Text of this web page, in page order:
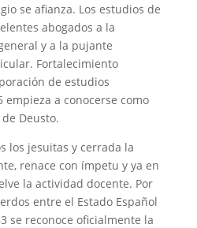
se afianza. Los estudios de
abogados a la
y a la pujante
Fortalecimiento
de estudios
empieza a conocerse como
Deusto.
los jesuitas y cerrada la
renace con ímpetu y ya en
la actividad docente. Por
entre el Estado Español
se reconoce oficialmente la